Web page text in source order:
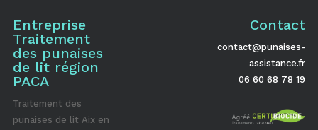
Entreprise
Traitement
des punaises
de lit région
PACA
Traitement des
punaises de lit Aix en
Contact
contact@punaises-
assistance.fr
06 60 68 78 19